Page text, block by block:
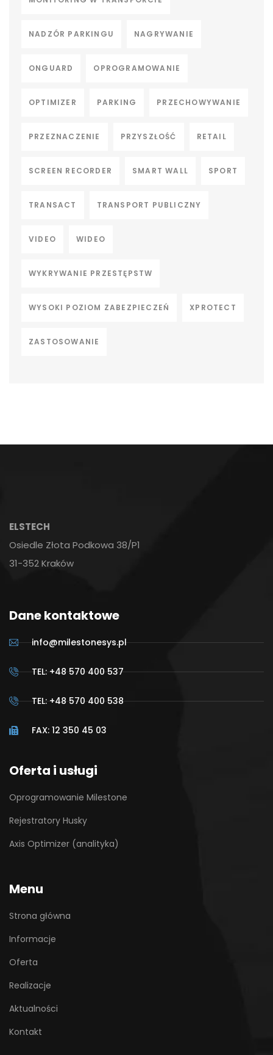
NADZÓR PARKINGU NAGRYWANIE
ONGUARD OPROGRAMOWANIE
OPTIMIZER PARKING PRZECHOWYWANIE
PRZEZNACZENIE PRZYSZŁOŚĆ RETAIL
SCREEN RECORDER SMART WALL SPORT
TRANSACT TRANSPORT PUBLICZNY
VIDEO WIDEO
WYKRYWANIE PRZESTĘPSTW
WYSOKI POZIOM ZABEZPIECZEŃ XPROTECT
ZASTOSOWANIE
ELSTECH
Osiedle Złota Podkowa 38/P1
31-352 Kraków
Dane kontaktowe
info@milestonesys.pl
TEL: +48 570 400 537
TEL: +48 570 400 538
FAX: 12 350 45 03
Oferta i usługi
Oprogramowanie Milestone
Rejestratory Husky
Axis Optimizer (analityka)
Menu
Strona główna
Informacje
Oferta
Realizacje
Aktualności
Kontakt